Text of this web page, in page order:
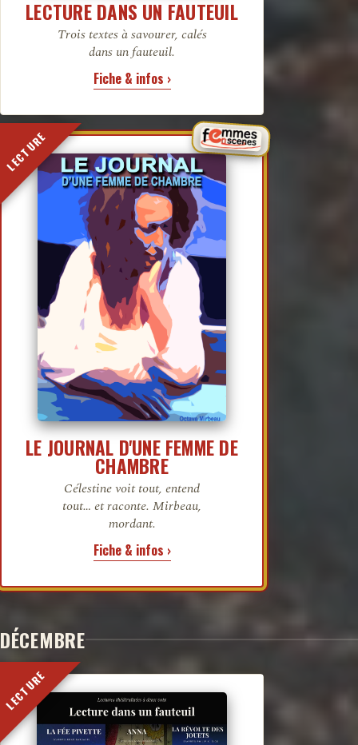
LECTURE DANS UN FAUTEUIL
Trois textes à savourer, calés
dans un fauteuil.
Fiche & infos ›
LECTURE
LE JOURNAL D'UNE FEMME DE
CHAMBRE
Célestine voit tout, entend
tout… et raconte. Mirbeau,
mordant.
Fiche & infos ›
DÉCEMBRE
LECTURE